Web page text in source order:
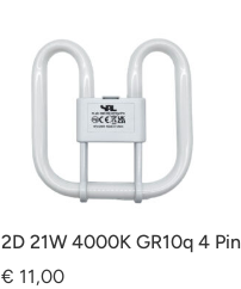
2D 21W 4000K GR10q 4 Pin
€ 11,00